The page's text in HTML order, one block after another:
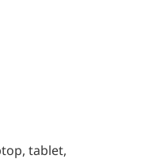
tablet,